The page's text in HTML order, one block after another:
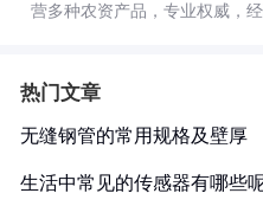
营多种农资产品，专业权威，
热门文章
无缝钢管的常用规格及壁厚
生活中常见的传感器有哪些